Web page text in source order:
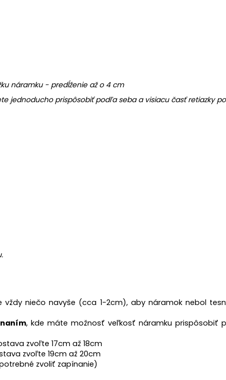
náramku - predĺženie až o 4 cm
jednoducho prispôsobiť podľa seba a visiacu časť retiazky
vždy niečo navyše (cca 1-2cm), aby náramok nebol
, kde máte možnosť veľkosť náramku prispôsobiť
zvoľte 17cm až 18cm
zvoľte 19cm až 20cm
zvoliť zapínanie)